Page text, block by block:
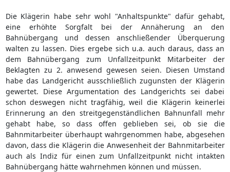
Die Klägerin habe sehr wohl "Anhaltspunkte" dafür gehabt,
eine erhöhte Sorgfalt bei der Annäherung an den
Bahnübergang und dessen anschließender Überquerung
walten zu lassen. Dies ergebe sich u.a. auch daraus, dass an
dem Bahnübergang zum Unfallzeitpunkt Mitarbeiter der
Beklagten zu 2. anwesend gewesen seien. Diesen Umstand
habe das Landgericht ausschließlich zugunsten der Klägerin
gewertet. Diese Argumentation des Landgerichts sei dabei
schon deswegen nicht tragfähig, weil die Klägerin keinerlei
Erinnerung an den streitgegenständlichen Bahnunfall mehr
gehabt habe, so dass offen geblieben sei, ob sie die
Bahnmitarbeiter überhaupt wahrgenommen habe, abgesehen
davon, dass die Klägerin die Anwesenheit der Bahnmitarbeiter
auch als Indiz für einen zum Unfallzeitpunkt nicht intakten
Bahnübergang hätte wahrnehmen können und müssen.